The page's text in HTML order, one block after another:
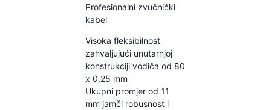
Profesionalni zvučnički
kabel
Visoka fleksibilnost
zahvaljujući unutarnjoj
konstrukciji vodiča od 80
x 0,25 mm
Ukupni promjer od 11
mm jamči robusnost i